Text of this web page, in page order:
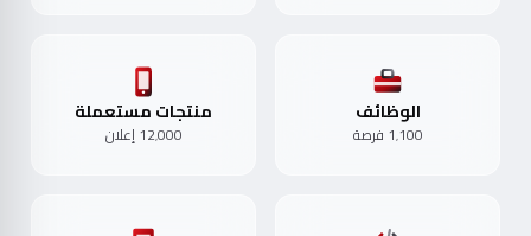
الوظائف
1٬100 فرصة
منتجات مستعملة
12٬000 إعلان